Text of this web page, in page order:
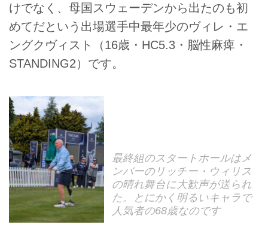
けでなく、母国スウェーデンから出たのも初
めてだという出場選手中最年少のヴィレ・エ
ングクヴィスト（16歳・HC5.3・脳性麻痺・
STANDING2）です。
最終組のスタートホールはメ
ンバーのリッチー・ウィリス
の晴れ舞台に大歓声が送られ
た。とにかく明るいキャラで
人気者の68歳なのです